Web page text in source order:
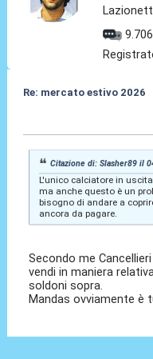
9.706
Re: mercato estivo 2026
Citazione di: Slasher89 il
L'unico calciatore in
ma anche questo è un
bisogno di andare a
ancora da pagare.
Secondo me
vendi in maniera
soldoni sopra.
Mandas ovviamente è